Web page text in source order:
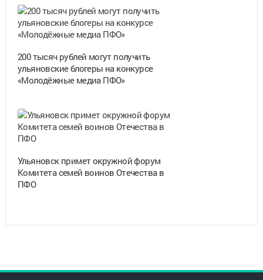
200 тысяч рублей могут получить
ульяновские блогеры на конкурсе
«Молодёжные медиа ПФО»
Ульяновск примет окружной форум
Комитета семей воинов Отечества в
ПФО